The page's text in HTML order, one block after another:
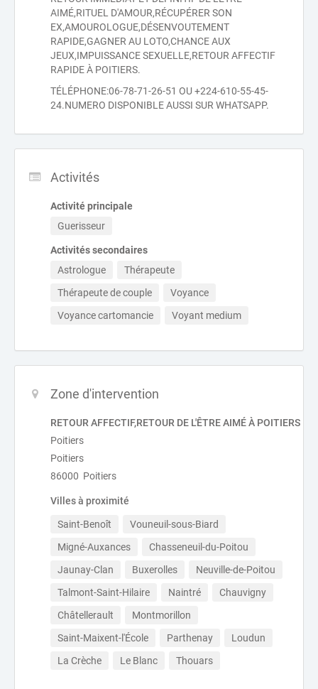
AIMÉ,RITUEL D'AMOUR,RÉCUPÉRER SON
EX,AMOUROLOGUE,DÉSENVOUTEMENT
RAPIDE,GAGNER AU LOTO,CHANCE AUX
JEUX,IMPUISSANCE SEXUELLE,RETOUR AFFECTIF
RAPIDE À POITIERS.
TÉLÉPHONE:06-78-71-26-51 OU +224-610-55-45-
24.NUMERO DISPONIBLE AUSSI SUR WHATSAPP.
Activités
Activité principale
Guerisseur
Activités secondaires
Astrologue
Thérapeute
Thérapeute de couple
Voyance
Voyance cartomancie
Voyant medium
Zone d'intervention
RETOUR AFFECTIF,RETOUR DE L'ÊTRE AIMÉ À POITIERS
Poitiers
Poitiers
86000 Poitiers
Villes à proximité
Saint-Benoît
Vouneuil-sous-Biard
Migné-Auxances
Chasseneuil-du-Poitou
Jaunay-Clan
Buxerolles
Neuville-de-Poitou
Talmont-Saint-Hilaire
Naintré
Chauvigny
Châtellerault
Montmorillon
Saint-Maixent-l'École
Parthenay
Loudun
La Crèche
Le Blanc Thouars